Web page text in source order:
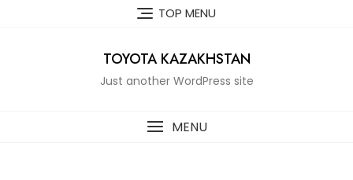
TOP MENU
TOYOTA KAZAKHSTAN
Just another WordPress site
MENU